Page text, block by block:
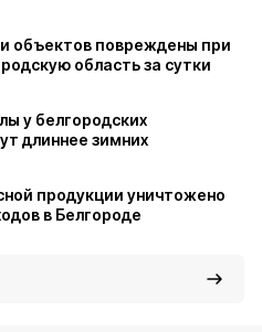
объектов повреждены при
область за сутки
у белгородских
длиннее зимних
продукции уничтожено
в Белгороде